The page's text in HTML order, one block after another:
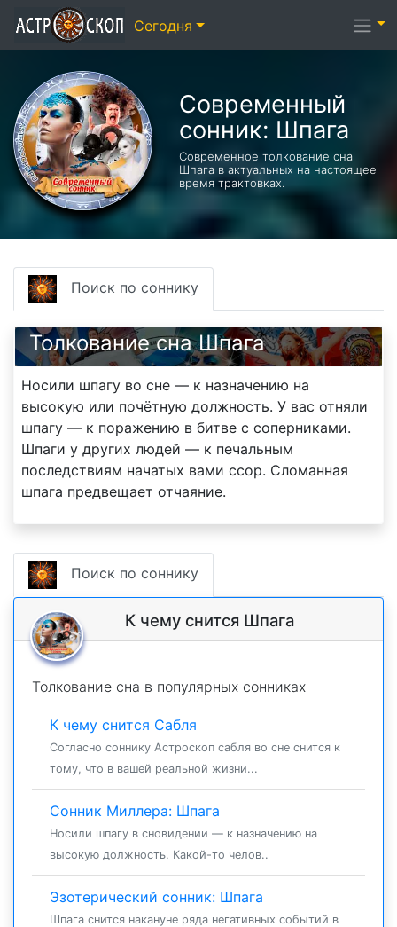
Современный
сонник: Шпага
Современное толкование сна
Шпага в актуальных на настоящее
время трактовках.
Поиск по соннику
Толкование сна Шпага
Носили шпагу во сне — к назначению на
высокую или почётную должность. У вас отняли
шпагу — к поражению в битве с соперниками.
Шпаги у других людей — к печальным
последствиям начатых вами ссор. Сломанная
шпага предвещает отчаяние.
Поиск по соннику
К чему снится Шпага
Толкование сна в популярных сонниках
К чему снится Сабля
Согласно соннику Астроскоп сабля во сне снится к
тому, что в вашей реальной жизни...
Сонник Миллера: Шпага
Носили шпагу в сновидении — к назначению на
высокую должность. Какой-то челов..
Эзотерический сонник: Шпага
Шпага снится накануне ряда негативных событий в
Сегодня